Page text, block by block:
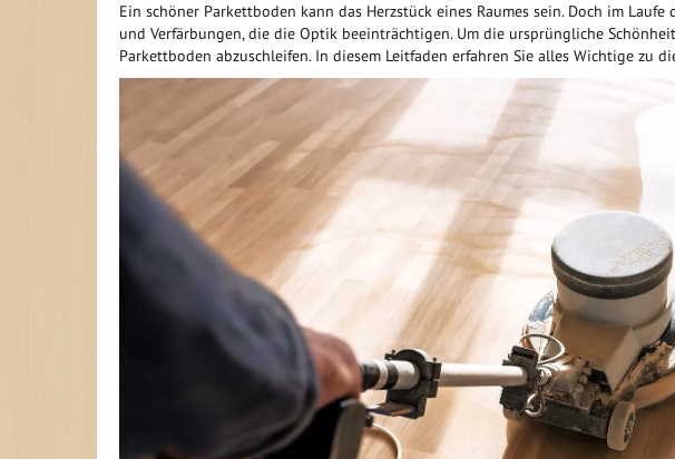
Ein schöner Parkettboden kann das Herzstück eines Raumes sein. Doch im
und Verfärbungen, die die Optik beeinträchtigen. Um die ursprüngliche
Parkettboden abzuschleifen. In diesem Leitfaden erfahren Sie alles Wichtige zu